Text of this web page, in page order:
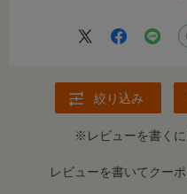
絞り込み
※レビューを書く
レビューを書いてクー